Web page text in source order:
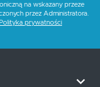
na wskazany przeze
przez Administratora.
Polityka prywatności